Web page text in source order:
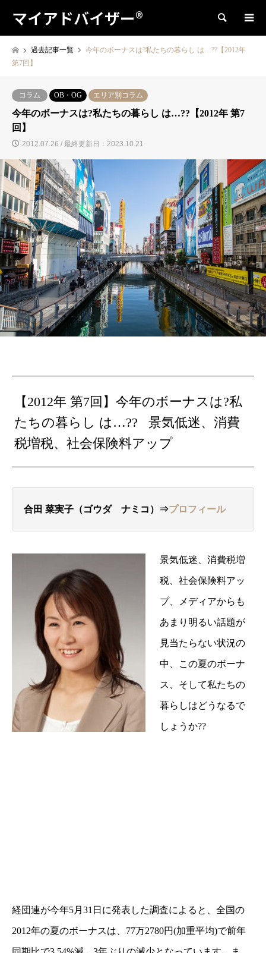
マイアドバイザー® 検索
過去記事一覧
今年のボーナスは?私たちの暮らし は…??【2012年
第7回】
コラム OB・OG エリア別コラム
今年のボーナスは?私たちの暮らし は…??【2012年 第7
回】
2012.07.26 / 最終更新日：2023.10.21
【2012年 第7回】今年のボーナスは?私
たちの暮らし は…?? 景気低迷、消費
税増税、社会保険料アップ
合田 菜実子（ゴウダ ナミコ）⇒プロフィール
景気低迷、消費税増
税、社会保険料アッ
プ、メディアからも
あまり明るい話題が
見当たらない状況の
中、この夏のボーナ
ス、そして私たちの
暮らしはどうなるで
しょうか??
経団連が今年5月31日に発表した調査によると、全国の
2012年の夏のボーナスは、77万2780円(加重平均)で前年